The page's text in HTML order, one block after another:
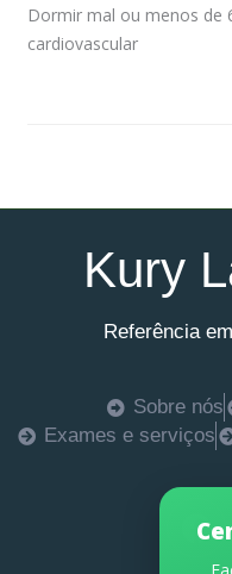
Dormir mal ou menos de
cardiovascular
Kury
Referência
Sobre nós
Exames e serviços